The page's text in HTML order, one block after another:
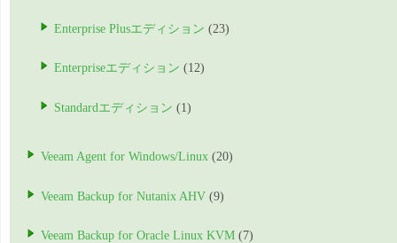
Enterprise Plusエディション (23)
Enterpriseエディション (12)
Standardエディション (1)
Veeam Agent for Windows/Linux (20)
Veeam Backup for Nutanix AHV (9)
Veeam Backup for Oracle Linux KVM (7)